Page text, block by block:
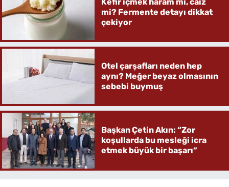
mi? Fermente detayı dikkat
çekiyor
Otel çarşafları neden hep
aynı? Meğer beyaz olmasının
sebebi buymuş
Başkan Çetin Akın: “Zor
koşullarda bu mesleği icra
etmek büyük bir başarı”